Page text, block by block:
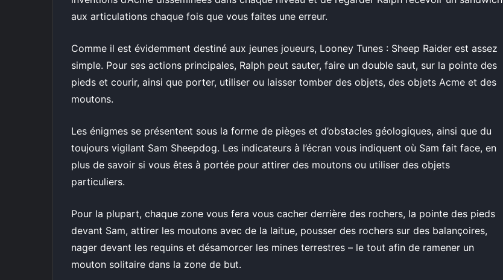
aux articulations chaque fois que vous faites une erreur.
Comme il est évidemment destiné aux jeunes joueurs, Looney Tunes : Sheep Raider est assez
simple. Pour ses actions principales, Ralph peut sauter, faire un double saut, sur la pointe des
pieds et courir, ainsi que porter, utiliser ou laisser tomber des objets, des objets Acme et des
moutons.
Les énigmes se présentent sous la forme de pièges et d’obstacles géologiques, ainsi que du
toujours vigilant Sam Sheepdog. Les indicateurs à l’écran vous indiquent où Sam fait face, en
plus de savoir si vous êtes à portée pour attirer des moutons ou utiliser des objets
particuliers.
Pour la plupart, chaque zone vous fera vous cacher derrière des rochers, la pointe des pieds
devant Sam, attirer les moutons avec de la laitue, pousser des rochers sur des balançoires,
nager devant les requins et désamorcer les mines terrestres – le tout afin de ramener un
mouton solitaire dans la zone de but.